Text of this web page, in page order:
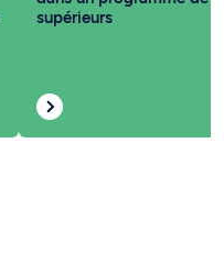
supérieurs